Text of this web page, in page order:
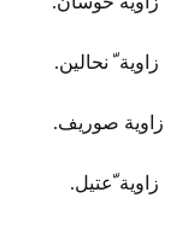
زاوية ّ نحالين.
زاوية صوريف.
زاوية ّعتيل.